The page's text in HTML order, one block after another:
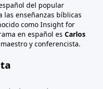
del popular
enseñanzas bíblicas
como Insight for
en español es Carlos
y conferencista.